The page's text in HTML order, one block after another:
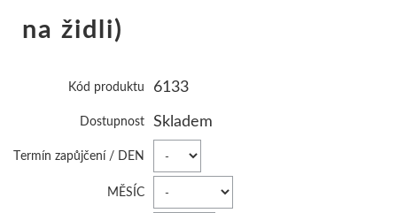
na židli)
Kód produktu 6133
Dostupnost Skladem
Termín zapůjčení / DEN
MĚSÍC